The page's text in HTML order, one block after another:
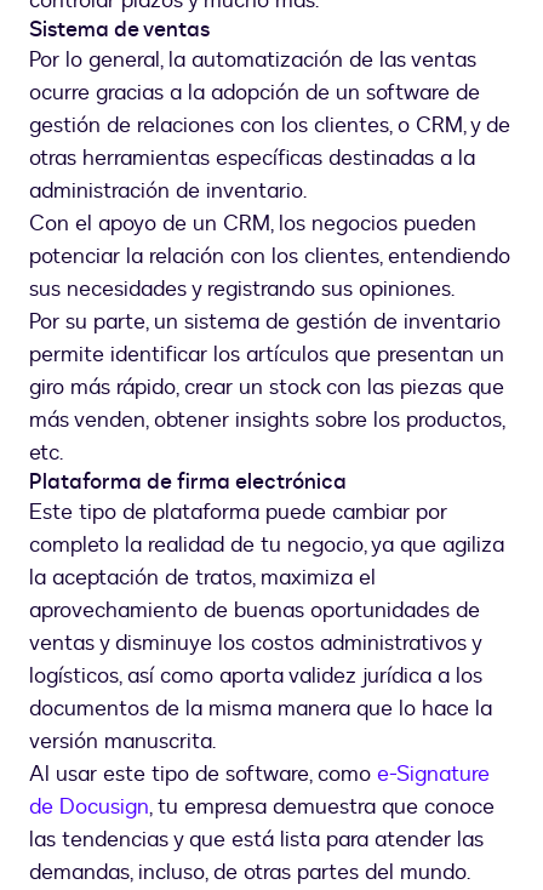
Sistema de ventas
Por lo general, la automatización de las ventas
ocurre gracias a la adopción de un software de
gestión de relaciones con los clientes, o CRM, y de
otras herramientas específicas destinadas a la
administración de inventario.
Con el apoyo de un CRM, los negocios pueden
potenciar la relación con los clientes, entendiendo
sus necesidades y registrando sus opiniones.
Por su parte, un sistema de gestión de inventario
permite identificar los artículos que presentan un
giro más rápido, crear un stock con las piezas que
más venden, obtener insights sobre los productos,
etc.
Plataforma de firma electrónica
Este tipo de plataforma puede cambiar por
completo la realidad de tu negocio, ya que agiliza
la aceptación de tratos, maximiza el
aprovechamiento de buenas oportunidades de
ventas y disminuye los costos administrativos y
logísticos, así como aporta validez jurídica a los
documentos de la misma manera que lo hace la
versión manuscrita.
Al usar este tipo de software, como e-Signature
de Docusign, tu empresa demuestra que conoce
las tendencias y que está lista para atender las
demandas, incluso, de otras partes del mundo.